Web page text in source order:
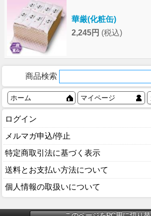
華厳(化粧缶)
2,245円 (税込)
商品検索
ホーム マイページ
ログイン
メルマガ申込/停止
特定商取引法に基づく表示
送料とお支払い方法について
個人情報の取扱いについて